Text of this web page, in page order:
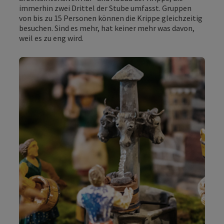
immerhin zwei Drittel der Stube umfasst. Gruppen
von bis zu 15 Personen können die Krippe gleichzeitig
besuchen. Sind es mehr, hat keiner mehr was davon,
weil es zu eng wird.